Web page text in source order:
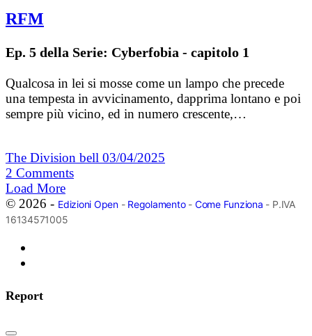
RFM
Ep. 5 della Serie: Cyberfobia - capitolo 1
Qualcosa in lei si mosse come un lampo che precede
una tempesta in avvicinamento, dapprima lontano e poi
sempre più vicino, ed in numero crescente,…
The Division bell 03/04/2025
2 Comments
Load More
© 2026 - Edizioni Open- Regolamento- Come Funziona - P.IVA
16134571005
Report